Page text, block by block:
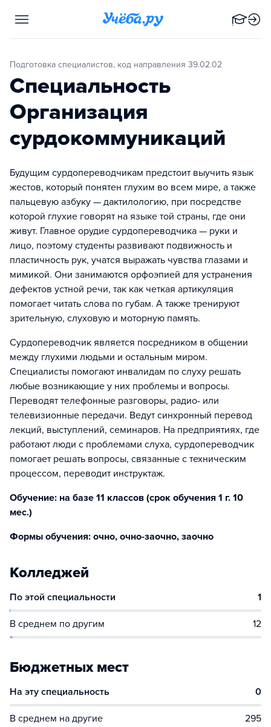
Подготовка специалистов, код направления 39.02.02
Специальность
Организация
сурдокоммуникаций
Будущим сурдопереводчикам предстоит выучить язык
жестов, который понятен глухим во всем мире, а также
пальцевую азбуку — дактилологию, при посредстве
которой глухие говорят на языке той страны, где они
живут. Главное орудие сурдопереводчика — руки и
лицо, поэтому студенты развивают подвижность и
пластичность рук, учатся выражать чувства глазами и
мимикой. Они занимаются орфоэпией для устранения
дефектов устной речи, так как четкая артикуляция
помогает читать слова по губам. А также тренируют
зрительную, слуховую и моторную память.
Сурдопереводчик является посредником в общении
между глухими людьми и остальным миром.
Специалисты помогают инвалидам по слуху решать
любые возникающие у них проблемы и вопросы.
Переводят телефонные разговоры, радио- или
телевизионные передачи. Ведут синхронный перевод
лекций, выступлений, семинаров. На предприятиях, где
работают люди с проблемами слуха, сурдопереводчик
помогает решать вопросы, связанные с техническим
процессом, переводит инструктаж.
Обучение: на базе 11 классов (срок обучения 1 г. 10
мес.)
Формы обучения: очно, очно-заочно, заочно
Колледжей
По этой специальности 1
В среднем по другим 12
Бюджетных мест
На эту специальность 0
В среднем на другие 295